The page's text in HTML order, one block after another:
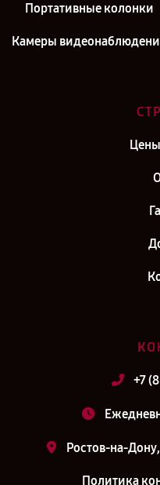
Портативные колонки
Камеры
+7
Ростов-на-
Политика